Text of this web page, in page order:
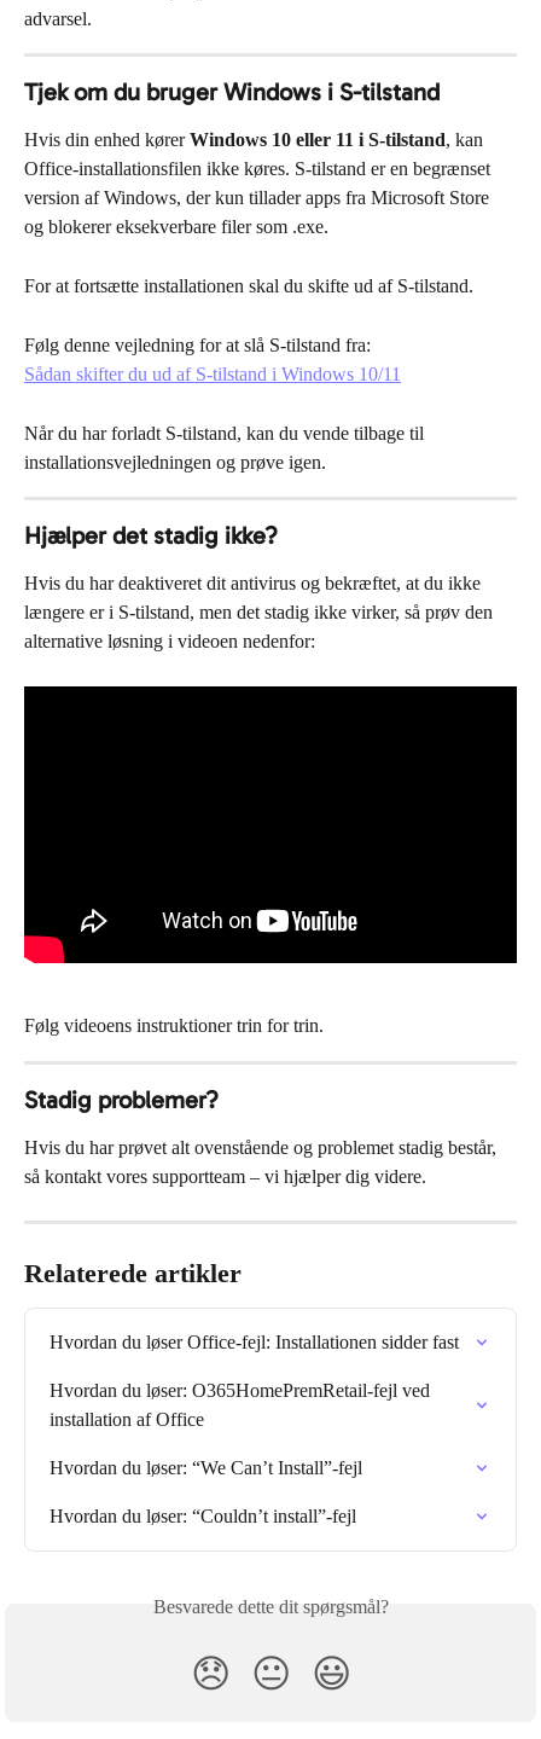
advarsel.
Tjek om du bruger Windows i S-tilstand
Hvis din enhed kører Windows 10 eller 11 i S-tilstand, kan
Office-installationsfilen ikke køres. S-tilstand er en begrænset
version af Windows, der kun tillader apps fra Microsoft Store
og blokerer eksekverbare filer som .exe.
For at fortsætte installationen skal du skifte ud af S-tilstand.
Følg denne vejledning for at slå S-tilstand fra:
Sådan skifter du ud af S-tilstand i Windows 10/11
Når du har forladt S-tilstand, kan du vende tilbage til
installationsvejledningen og prøve igen.
Hjælper det stadig ikke?
Hvis du har deaktiveret dit antivirus og bekræftet, at du ikke
længere er i S-tilstand, men det stadig ikke virker, så prøv den
alternative løsning i videoen nedenfor:
Følg videoens instruktioner trin for trin.
Stadig problemer?
Hvis du har prøvet alt ovenstående og problemet stadig består,
så kontakt vores supportteam – vi hjælper dig videre.
Relaterede artikler
Hvordan du løser Office-fejl: Installationen sidder fast
Hvordan du løser: O365HomePremRetail-fejl ved
installation af Office
Hvordan du løser: “We Can’t Install”-fejl
Hvordan du løser: “Couldn’t install”-fejl
Besvarede dette dit spørgsmål?
😞 😐 😃